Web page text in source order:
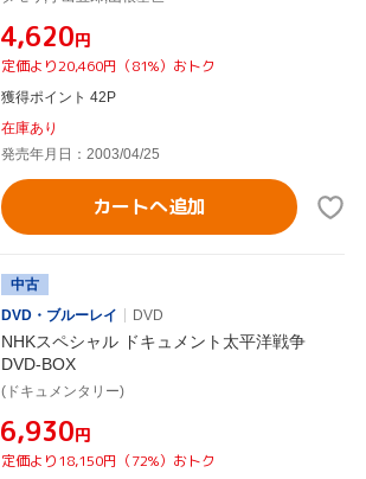
¥4,620円
定価より20,460円（81%）おトク
獲得ポイント 42P
在庫あり
発売年月日：2003/04/25
カートへ追加
中古
DVD・ブルーレイ
DVD
NHKスペシャル ドキュメント太平洋戦争
DVD-BOX
(ドキュメンタリー)
¥6,930円
定価より18,150円（72%）おトク